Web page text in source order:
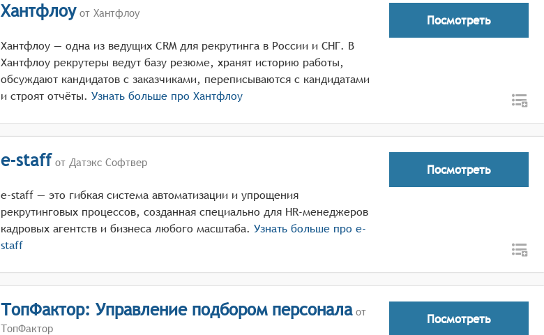
Хантфлоу от Хантфлоу
Хантфлоу — одна из ведущих CRM для рекрутинга в России и СНГ. В
Хантфлоу рекрутеры ведут базу резюме, хранят историю работы,
обсуждают кандидатов с заказчиками, переписываются с кандидатами
и строят отчёты. Узнать больше про Хантфлоу
Посмотреть
e-staff от Датэкс Софтвер
e-staff — это гибкая система автоматизации и упрощения
рекрутинговых процессов, созданная специально для HR-менеджеров
кадровых агентств и бизнеса любого масштаба. Узнать больше про e-
staff
Посмотреть
ТопФактор: Управление подбором персоналаот
ТопФактор
Посмотреть